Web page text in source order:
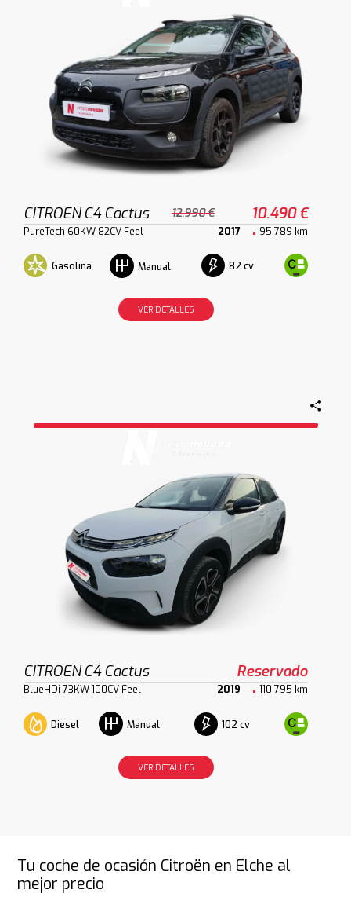
CITROEN C4 Cactus 12.990 € 10.490 €
PureTech 60KW 82CV Feel 2017 95.789 km
Gasolina Manual 82 cv
VER DETALLES
CITROEN C4 Cactus Reservado
BlueHDi 73KW 100CV Feel 2019 110.795 km
Diesel Manual 102 cv
VER DETALLES
Tu coche de ocasión Citroën en Elche al
mejor precio